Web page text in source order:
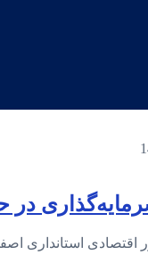
در
اقتصادی استانداری